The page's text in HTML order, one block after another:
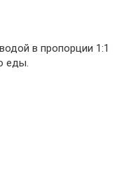
в пропорции 1:1
еды.